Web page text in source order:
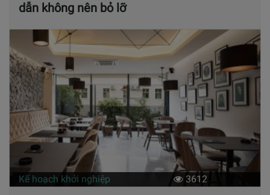
dẫn không nên bỏ lỡ
Kế hoạch khởi nghiệp 3612